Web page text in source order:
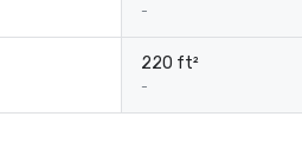
-
220 ft²
-